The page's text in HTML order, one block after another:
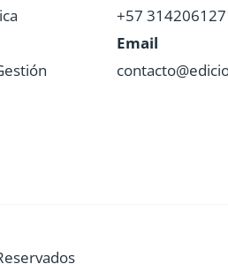
+57
Email